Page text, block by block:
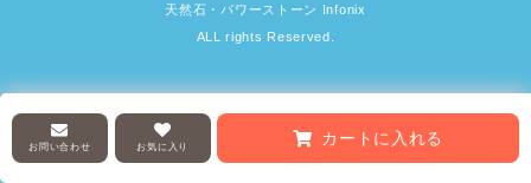
カートに入れる
お気に入り
お問い合わせ
天然石・パワーストーン Infonix
ALL rights Reserved.